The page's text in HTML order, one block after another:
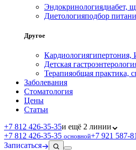
Эндокринологиядиабет,
Диетологияподбор
Другое
Кардиология
Детская
Терапияобщая практика,
Заболевания
Стоматология
Цены
Статьи
+7 812 426‑35‑35и ещё 2 линии
+7 812 426‑35‑35 основной+7 921
Записаться